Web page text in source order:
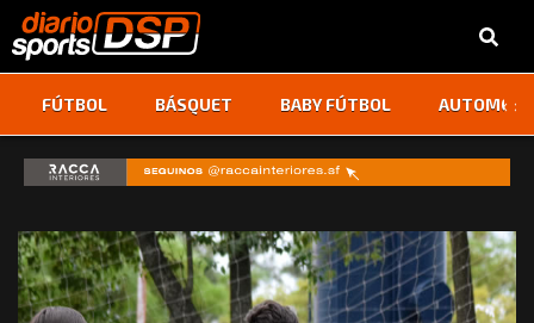
FÚTBOL BÁSQUET BABY FÚTBOL ‹ ›